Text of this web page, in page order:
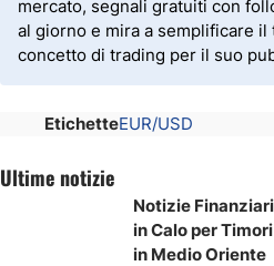
mercato, segnali gratuiti con
al giorno e mira a semplificare il
concetto di trading per il suo
EtichetteEUR/USD
Ultime notizie
Notizie
in Calo per
in Medio Oriente